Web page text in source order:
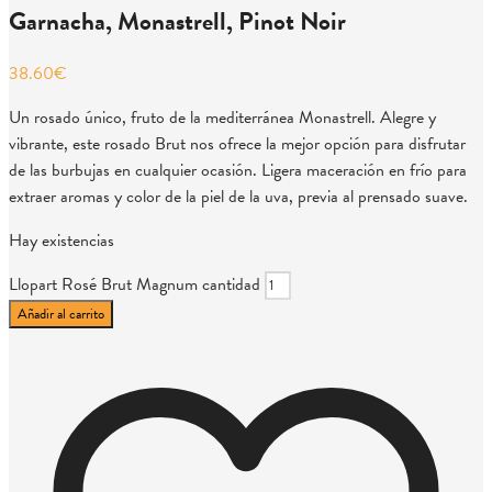
Garnacha, Monastrell, Pinot Noir
38.60€
Un rosado único, fruto de la mediterránea Monastrell. Alegre y
vibrante, este rosado Brut nos ofrece la mejor opción para disfrutar
de las burbujas en cualquier ocasión. Ligera maceración en frío para
extraer aromas y color de la piel de la uva, previa al prensado suave.
Hay existencias
Llopart Rosé Brut Magnum cantidad
Añadir al carrito